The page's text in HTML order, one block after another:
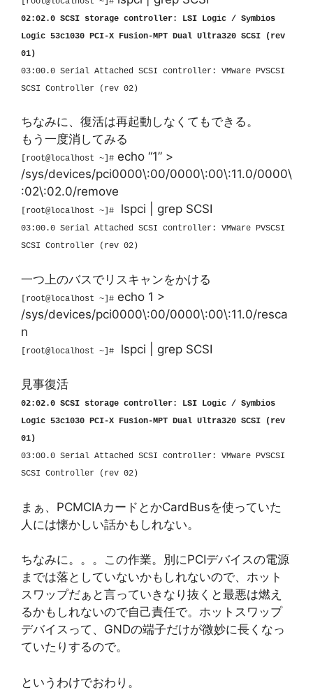
02:02.0 SCSI storage controller: LSI Logic / Symbios
Logic 53c1030 PCI-X Fusion-MPT Dual Ultra320 SCSI (rev
01)
03:00.0 Serial Attached SCSI controller: VMware PVSCSI
SCSI Controller (rev 02)
ちなみに、復活は再起動しなくてもできる。
もう一度消してみる
[root@localhost ~]# echo “1” >
/sys/devices/pci0000\:00/0000\:00\:11.0/0000\
:02\:02.0/remove
[root@localhost ~]# lspci | grep SCSI
03:00.0 Serial Attached SCSI controller: VMware PVSCSI
SCSI Controller (rev 02)
一つ上のバスでリスキャンをかける
[root@localhost ~]# echo 1 >
/sys/devices/pci0000\:00/0000\:00\:11.0/resca
n
[root@localhost ~]# lspci | grep SCSI
見事復活
02:02.0 SCSI storage controller: LSI Logic / Symbios
Logic 53c1030 PCI-X Fusion-MPT Dual Ultra320 SCSI (rev
01)
03:00.0 Serial Attached SCSI controller: VMware PVSCSI
SCSI Controller (rev 02)
まぁ、PCMCIAカードとかCardBusを使っていた
人には懐かしい話かもしれない。
ちなみに。。。この作業。別にPCIデバイスの電源
までは落としていないかもしれないので、ホット
スワップだぁと言っていきなり抜くと最悪は燃え
るかもしれないので自己責任で。ホットスワップ
デバイスって、GNDの端子だけが微妙に長くなっ
ていたりするので。
というわけでおわり。